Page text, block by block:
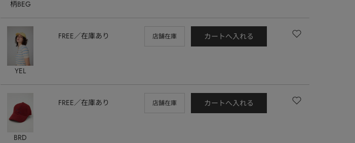
柄BEG
YEL
FREE 在庫あり 店舗在庫 カートへ入れる
BRD
FREE 在庫あり 店舗在庫 カートへ入れる